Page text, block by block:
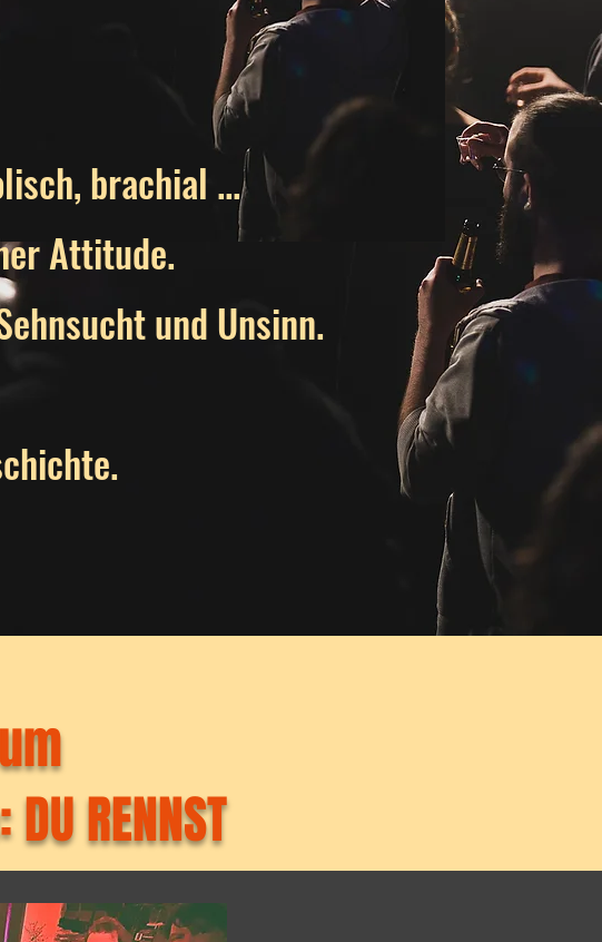
brachial ...
Attitude.
und Unsinn.
RENNST